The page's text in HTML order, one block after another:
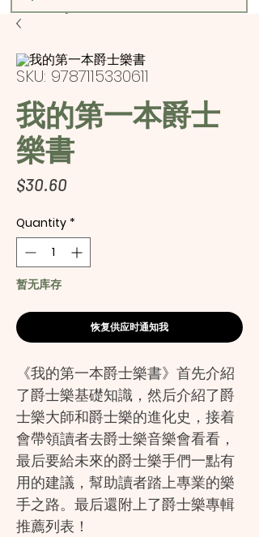
SKU: 9787115330611
我的第一本爵士
樂書
$30.60Price
Quantity *
暂无库存
恢复供应时通知我
《我的第一本爵士樂書》首先介紹
了爵士樂基礎知識，然后介紹了爵
士樂大師和爵士樂的進化史，接着
會帶領讀者去爵士樂音樂會看看，
最后要給未來的爵士樂手們一點有
用的建議，幫助讀者踏上專業的樂
手之路。最后還附上了爵士樂專輯
推薦列表！